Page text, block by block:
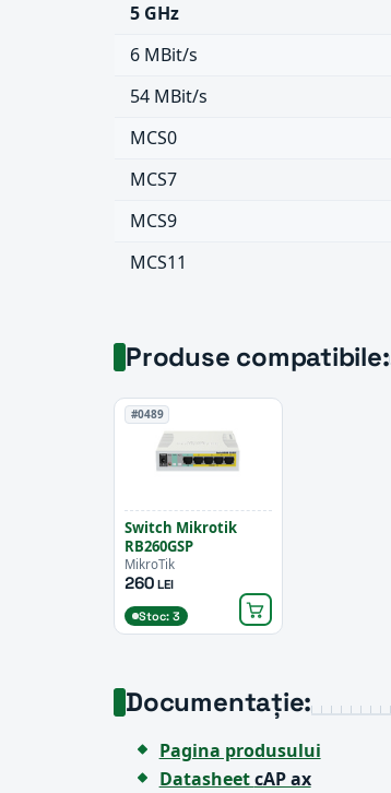
5 GHz
6 MBit/s
54 MBit/s
MCS0
MCS7
MCS9
MCS11
Produse compatibile:
#0489
Switch Mikrotik
RB260GSP
MikroTik
260LEI
Stoc: 3
Documentație:
Pagina produsului
DatasheetcAP ax